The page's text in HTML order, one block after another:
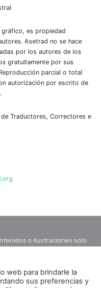
es propiedad
Asetrad no se hace
por los autores de los
gratuitamente por sus
parcial o total
autorización por escrito de
Traductores, Correctores e
o ilustraciones solo
web para brindarle la
sus preferencias y